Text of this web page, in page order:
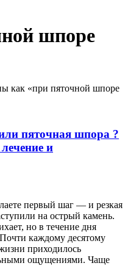
шпоре
как «при пяточной шпоре
пяточная шпора ?
и
первый шаг — и резкая
на острый камень.
но в течение дня
каждому десятому
приходилось
ощущениями. Чаще